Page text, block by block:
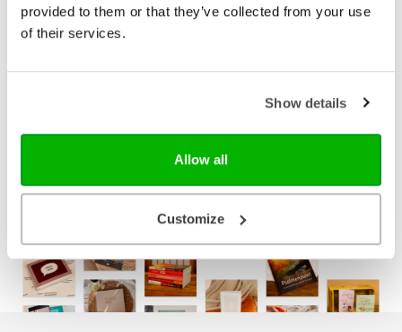
provided to them or that they’ve collected from your use
of their services.
Show details
Allow all
Customize
E-book
Gratis verzending vanaf € 20,-